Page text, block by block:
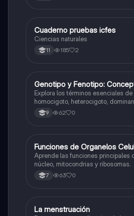
Biologia
Cuaderno pruebas icfes
Ciencias naturales
11 185 2
GBiologia
Genotipo y Fenotipo:
Explora los términos esenciales
homocigoto, heterocigoto,
9 62 0
FBiologia
Funciones de Organelos
Aprende las funciones principales
núcleo, mitocondrias y ribosomas.
7 63 0
Biologia
La menstruación